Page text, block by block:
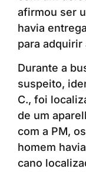
afirmou ser
havia
para adquirir
Durante a
suspeito,
C., foi
de um
com a PM,
homem
cano